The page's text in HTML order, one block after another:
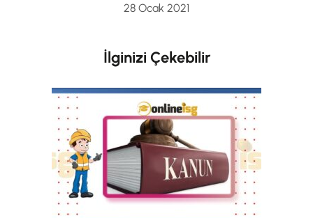
28 Ocak 2021
İlginizi Çekebilir